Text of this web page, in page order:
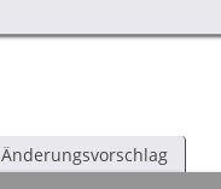
Änderungsvorschlag